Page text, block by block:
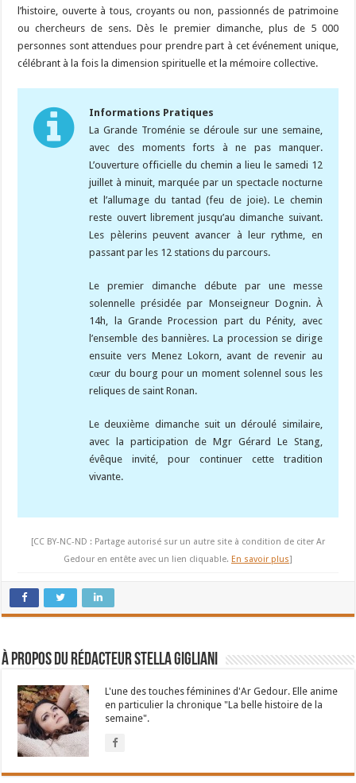
l’histoire, ouverte à tous, croyants ou non, passionnés de patrimoine
ou chercheurs de sens. Dès le premier dimanche, plus de 5 000
personnes sont attendues pour prendre part à cet événement unique,
célébrant à la fois la dimension spirituelle et la mémoire collective.
Informations Pratiques
La Grande Troménie se déroule sur une semaine,
avec des moments forts à ne pas manquer.
L’ouverture officielle du chemin a lieu le samedi 12
juillet à minuit, marquée par un spectacle nocturne
et l’allumage du tantad (feu de joie). Le chemin
reste ouvert librement jusqu’au dimanche suivant.
Les pèlerins peuvent avancer à leur rythme, en
passant par les 12 stations du parcours.
Le premier dimanche débute par une messe
solennelle présidée par Monseigneur Dognin. À
14h, la Grande Procession part du Pénity, avec
l’ensemble des bannières. La procession se dirige
ensuite vers Menez Lokorn, avant de revenir au
cœur du bourg pour un moment solennel sous les
reliques de saint Ronan.
Le deuxième dimanche suit un déroulé similaire,
avec la participation de Mgr Gérard Le Stang,
évêque invité, pour continuer cette tradition
vivante.
[CC BY-NC-ND : Partage autorisé sur un autre site à condition de citer Ar
Gedour en entête avec un lien cliquable. En savoir plus]
À propos du rédacteur Stella Gigliani
L'une des touches féminines d'Ar Gedour. Elle anime
en particulier la chronique "La belle histoire de la
semaine".